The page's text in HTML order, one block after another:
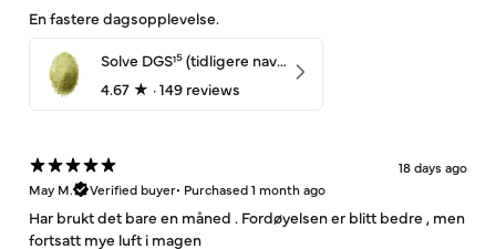
En fastere dagsopplevelse.
Solve DGS¹⁵ (tidligere navn: UltiMage) – 350g (30 dager)
4.67 ★ ·149 reviews
18 days ago
May M.
Verified buyer• Purchased 1 month ago
Har brukt det bare en måned . Fordøyelsen er blitt bedre , men
fortsatt mye luft i magen